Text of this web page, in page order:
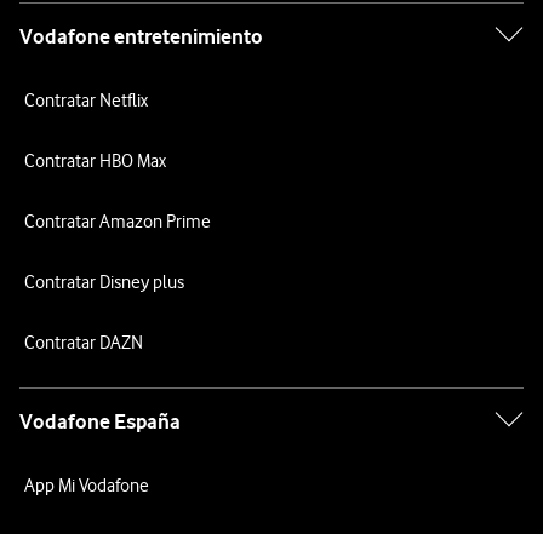
Vodafone entretenimiento
Contratar Netflix
Contratar HBO Max
Contratar Amazon Prime
Contratar Disney plus
Contratar DAZN
Vodafone España
App Mi Vodafone